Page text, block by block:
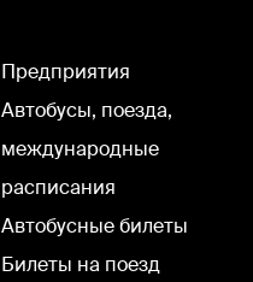
Предприятия
Автобусы, поезда,
международные
расписания
Автобусные билеты
Билеты на поезд